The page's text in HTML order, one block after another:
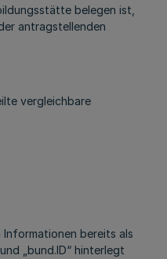
belegen ist,
antragstellenden
vergleichbare
Informationen bereits als
„bund.ID“ hinterlegt